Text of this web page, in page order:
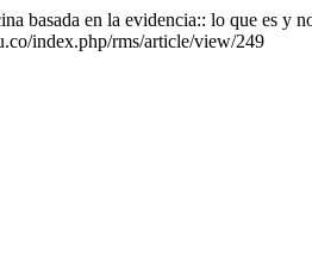
basada en la evidencia:: lo que es y
index.php/rms/article/view/249